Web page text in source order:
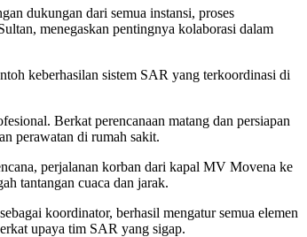
dukungan dari semua instansi, proses
menegaskan pentingnya kolaborasi dalam
keberhasilan sistem SAR yang terkoordinasi di
Berkat perencanaan matang dan persiapan
perawatan di rumah sakit.
perjalanan korban dari kapal MV Movena ke
tantangan cuaca dan jarak.
koordinator, berhasil mengatur semua elemen
upaya tim SAR yang sigap.